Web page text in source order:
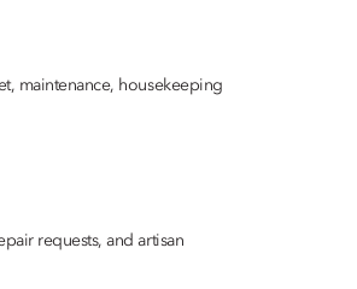
maintenance, housekeeping
requests, and artisan